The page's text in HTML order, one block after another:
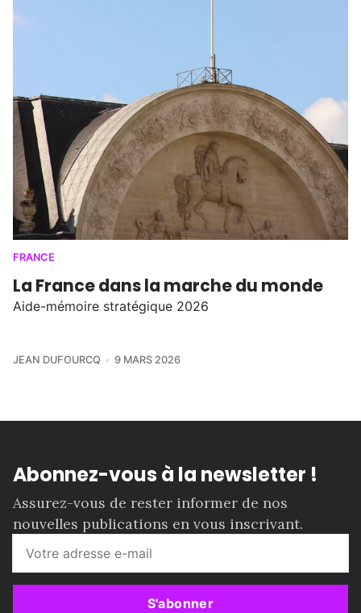
FRANCE
La France dans la marche du monde
Aide-mémoire stratégique 2026
JEAN DUFOURCQ 9 MARS 2026
Abonnez-vous à la newsletter !
Assurez-vous de rester informer de nos
nouvelles publications en vous inscrivant.
S'abonner